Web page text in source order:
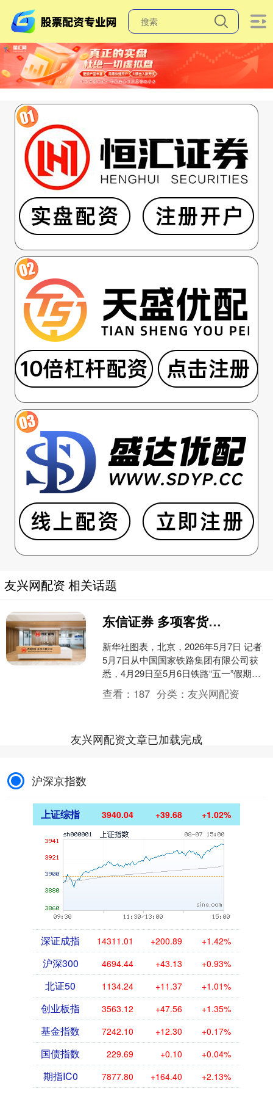
友兴网配资 相关话题
东信证券 多项客货运输指标创新高
新华社图表，北京，2026年5月7日 记者
5月7日从中国国家铁路集团有限公司获
悉，4月29日至5月6日铁路“五一”假期运
输期间，全国铁路多项客货运输指标创
历史新....
查看： 187 分类：友兴网配资
友兴网配资文章已加载完成
沪深京指数
上证综指 3940.04 +39.68 +1.02%
深证成指 14311.01 +200.89 +1.42%
沪深300 4694.44 +43.13 +0.93%
北证50 1134.24 +11.37 +1.01%
创业板指 3563.12 +47.56 +1.35%
基金指数 7242.10 +12.30 +0.17%
国债指数 229.69 +0.10 +0.04%
期指IC0 7877.80 +164.40 +2.13%